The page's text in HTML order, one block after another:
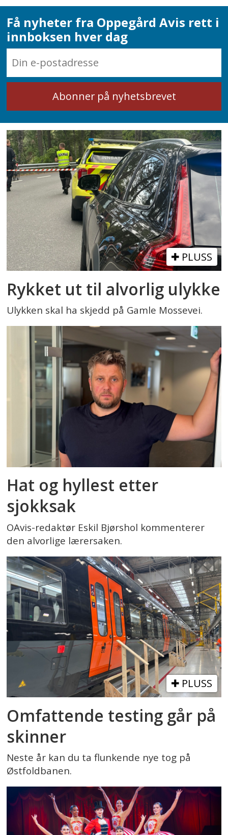
Få nyheter fra Oppegård Avis rett i
innboksen hver dag
PLUSS
Rykket ut til alvorlig ulykke
Ulykken skal ha skjedd på Gamle Mossevei.
Hat og hyllest etter
sjokksak
OAvis-redaktør Eskil Bjørshol kommenterer
den alvorlige lærersaken.
PLUSS
Omfattende testing går på
skinner
Neste år kan du ta flunkende nye tog på
Østfoldbanen.